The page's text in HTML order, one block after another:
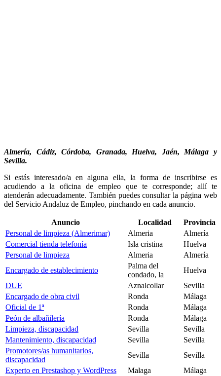
Almería, Cádiz, Córdoba, Granada, Huelva, Jaén, Málaga y
Sevilla.
Si estás interesado/a en alguna ella, la forma de inscribirse es
acudiendo a la oficina de empleo que te corresponde; allí te
atenderán adecuadamente. También puedes consultar la página web
del Servicio Andaluz de Empleo, pinchando en cada anuncio.
Anuncio Localidad
Provincia
Personal de limpieza (Almerimar)
Almeria
Almería
Comercial tienda telefonía
Isla cristina
Huelva
Personal de limpieza
Almeria
Almería
Encargado de establecimiento
Palma del
condado, la
Huelva
DUE
Aznalcollar
Sevilla
Encargado de obra civil
Ronda
Málaga
Oficial de 1ª
Ronda
Málaga
Peón de albañilería
Ronda
Málaga
Limpieza, discapacidad
Sevilla
Sevilla
Mantenimiento, discapacidad
Sevilla
Sevilla
Promotores/as humanitarios,
discapacidad
Sevilla
Sevilla
Experto en Prestashop y WordPress
Malaga
Málaga